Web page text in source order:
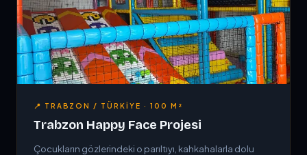
📍 TRABZON / TÜRKIYE · 100 M²
Trabzon Happy Face Projesi
Çocukların gözlerindeki o parıltıyı, kahkahalarla dolu